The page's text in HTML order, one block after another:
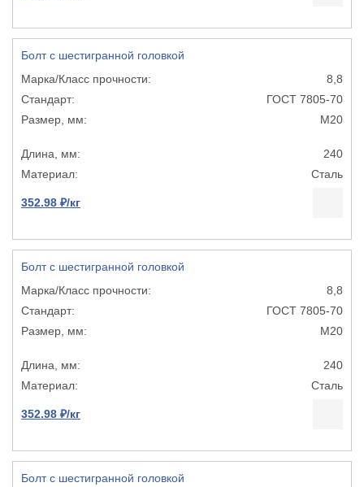
Болт с шестигранной головкой
8,8
ГОСТ 7805-70
М20
240
Сталь
352.98 ₽/кг
Болт с шестигранной головкой
8,8
ГОСТ 7805-70
М20
240
Сталь
352.98 ₽/кг
Болт с шестигранной головкой